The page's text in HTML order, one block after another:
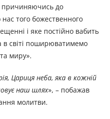
причиняючись до
того божественного
і яке постійно вабить
світі поширюватимемо
миру».
Цариця неба, яка в кожній
наш шлях», – побажав
молитви.